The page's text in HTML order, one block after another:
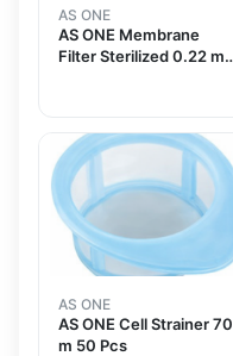
AS ONE
AS ONE Membrane
Filter Sterilized 0.22 m
AS ONE
AS ONE Cell Strainer 70
m 50 Pcs